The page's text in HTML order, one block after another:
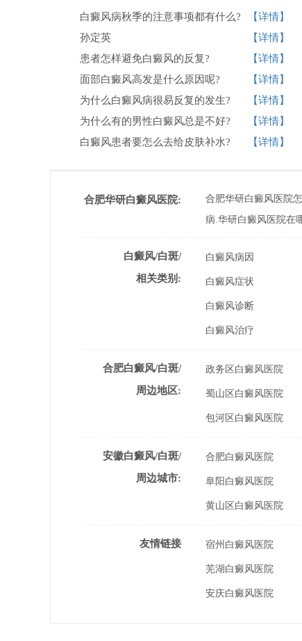
白癜风病秋季的注意事项都有什么?
【详情】
孙定英
【详情】
患者怎样避免白癜风的反复?
【详情】
面部白癜风高发是什么原因呢?
【详情】
为什么白癜风病很易反复的发生?
【详情】
为什么有的男性白癜风总是不好?
【详情】
白癜风患者要怎么去给皮肤补水?
【详情】
合肥华研白癜风医院:
合肥华研白癜风医院
病.华研白癜风医院在
白癜风/白斑/
相关类别:
白癜风病因
白癜风症状
白癜风诊断
白癜风治疗
合肥白癜风/白斑/
周边地区:
政务区白癜风医院
蜀山区白癜风医院
包河区白癜风医院
安徽白癜风/白斑/
周边城市:
合肥白癜风医院
阜阳白癜风医院
黄山区白癜风医院
友情链接 宿州白癜风医院
芜湖白癜风医院
安庆白癜风医院